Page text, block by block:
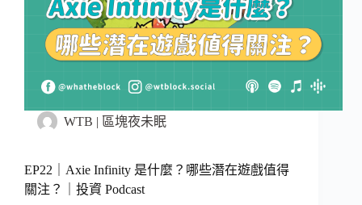
WTB | 區塊夜未眠
EP22｜Axie Infinity 是什麼？哪些潛在遊戲值得
關注？｜投資 Podcast